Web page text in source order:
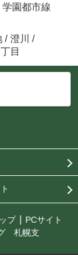
学園都市線
/ 澄川
/
目
プ
PCサイト
札幌支